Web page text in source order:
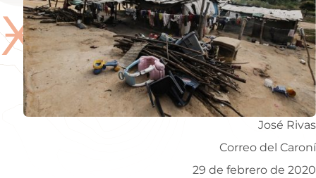
Ӿ
José Rivas
Correo del Caroní
29 de febrero de 2020